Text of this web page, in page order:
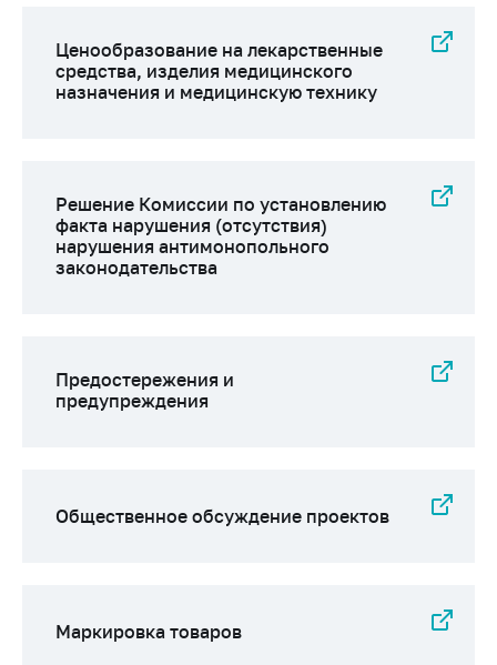
Сообщить о росте
цен на лекарства и
Адрес и режим
работы
Приемная
Пресс-служба
Важное на сайте
на лекарственные
Ценообразование на лекарственные
средства, изделия медицинского
назначения и медицинскую технику
Решение Комиссии по установлению
факта нарушения (отсутствия)
нарушения антимонопольного
законодательства
Предостережения и
предупреждения
Общественное обсуждение проектов
Маркировка товаров